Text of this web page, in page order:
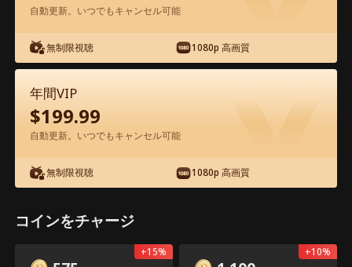
俳優 映画フル
1-50 51-93
12 13 14
アプリ限定：無料ロック解除
自動更新。いつでもキャンセル可能
無制限視聴 1080p 高画質
年間VIP
$199.99
自動更新。いつでもキャンセル可能
無制限視聴 1080p 高画質
コインをチャージ
+15% +10%